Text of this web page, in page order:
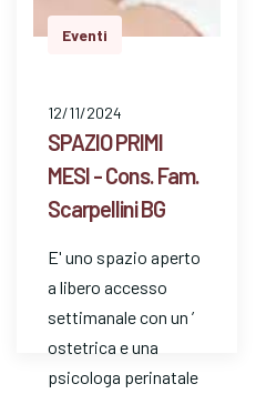
Eventi
12/11/2024
SPAZIO PRIMI
MESI - Cons. Fam.
Scarpellini BG
E' uno spazio aperto
a libero accesso
settimanale con un ’
ostetrica e una
psicologa perinatale